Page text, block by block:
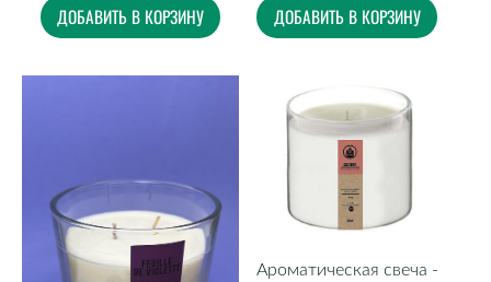
ДОБАВИТЬ В КОРЗИНУ ДОБАВИТЬ В КОРЗИНУ
Ароматическая свеча -